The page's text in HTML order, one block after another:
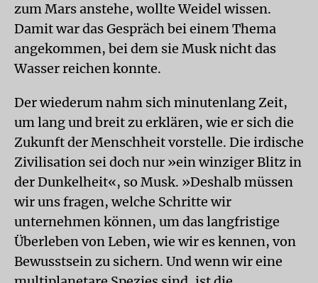
zum Mars anstehe, wollte Weidel wissen.
Damit war das Gespräch bei einem Thema
angekommen, bei dem sie Musk nicht das
Wasser reichen konnte.
Der wiederum nahm sich minutenlang Zeit,
um lang und breit zu erklären, wie er sich die
Zukunft der Menschheit vorstelle. Die irdische
Zivilisation sei doch nur »ein winziger Blitz in
der Dunkelheit«, so Musk. »Deshalb müssen
wir uns fragen, welche Schritte wir
unternehmen können, um das langfristige
Überleben von Leben, wie wir es kennen, von
Bewusstsein zu sichern. Und wenn wir eine